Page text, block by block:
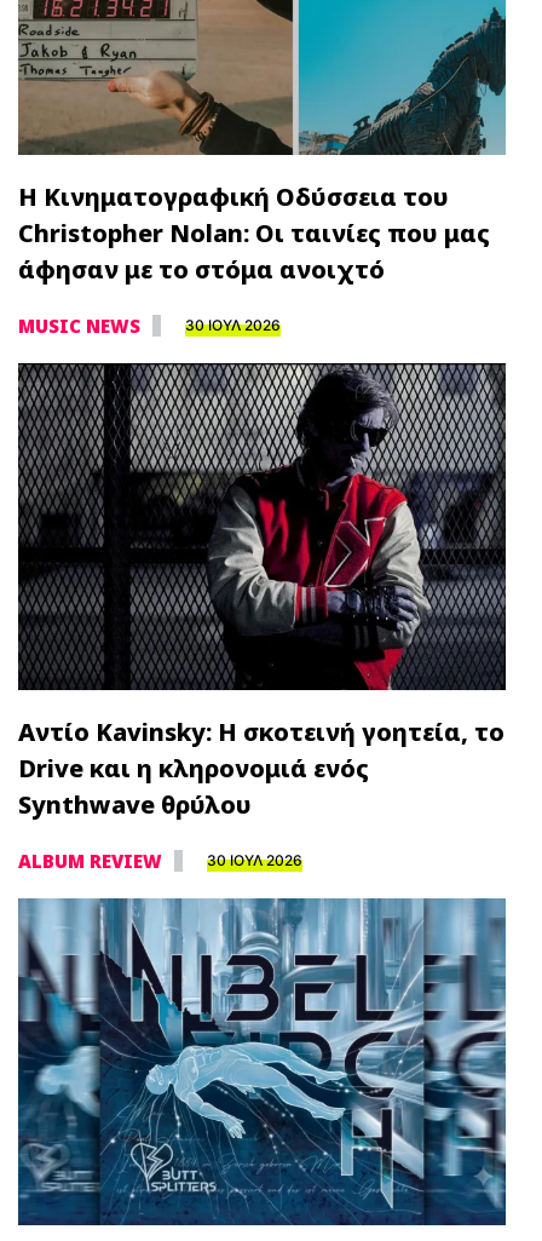
Η Κινηματογραφική Οδύσσεια του
Christopher Nolan: Οι ταινίες που μας
άφησαν με το στόμα ανοιχτό
MUSIC NEWS 30 ΙΟΥΛ 2026
Αντίο Kavinsky: Η σκοτεινή γοητεία, το
Drive και η κληρονομιά ενός
Synthwave θρύλου
ALBUM REVIEW 30 ΙΟΥΛ 2026